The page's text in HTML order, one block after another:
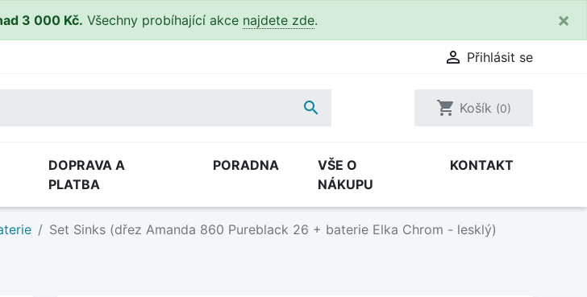
3 000 Kč. Všechny probíhající akce najdete zde. ×
 Přihlásit se
 shopping_cart Košík (0)
DOPRAVA A
PLATBA
PORADNA
VŠE O
NÁKUPU
KONTAKT
Set Sinks (dřez Amanda 860 Pureblack 26 + baterie Elka Chrom - lesklý)